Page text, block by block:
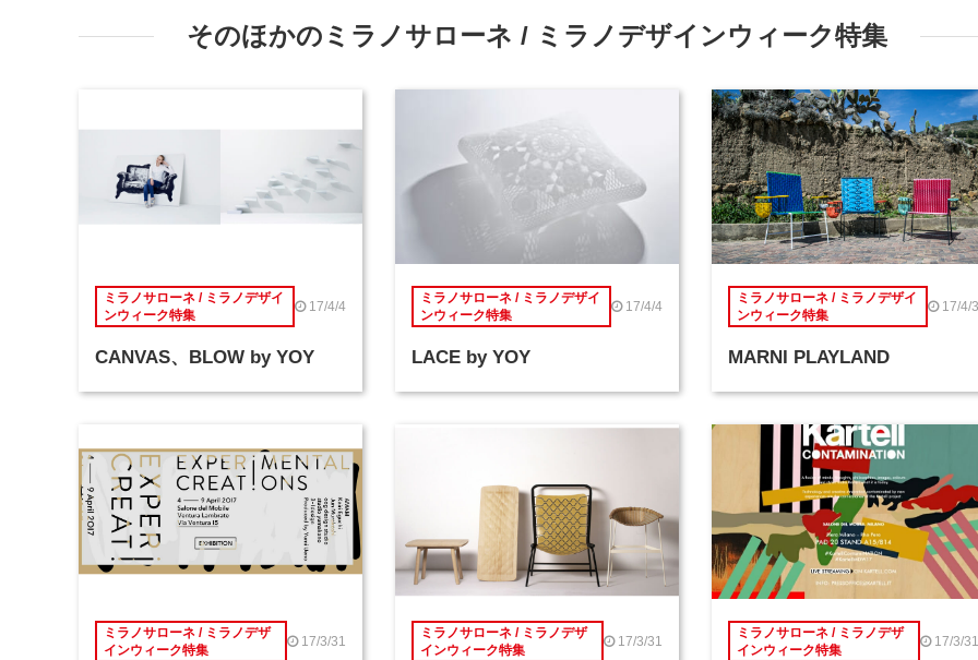
そのほかのミラノサローネ / ミラノデザインウィーク特集
ミラノサローネ / ミラノデザイ
ンウィーク特集
17/4/4
CANVAS、BLOW by YOY
ミラノサローネ / ミラノデザイ
ンウィーク特集
17/4/4
LACE by YOY
ミラノサローネ / ミラノデザイ
ンウィーク特集
17/4/3
MARNI PLAYLAND
ミラノサローネ / ミラノデザ
インウィーク特集
17/3/31
ミラノサローネ / ミラノデザ
インウィーク特集
17/3/31
ミラノサローネ / ミラノデザ
インウィーク特集
17/3/31